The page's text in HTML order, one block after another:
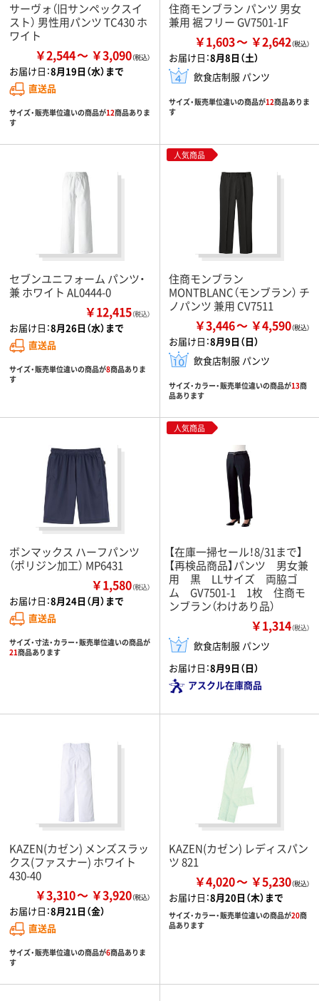
サーヴォ（旧サンペックスイ
スト） 男性用パンツ TC430 ホ
ワイト
￥2,544 ￥3,090
お届け日：8月19日（水）まで
直送品
サイズ・販売単位違いの商品が12商品ありま
す
住商モンブラン パンツ 男女
兼用 裾フリー GV7501-1F
￥1,603 ￥2,642
お届け日：8月8日（土）
飲食店制服 パンツ
サイズ・販売単位違いの商品が12商品ありま
す
セブンユニフォーム パンツ・
兼 ホワイト AL0444-0
￥12,415（税込）
お届け日：8月26日（水）まで
直送品
サイズ・販売単位違いの商品が8商品ありま
す
人気商品
住商モンブラン
MONTBLANC（モンブラン） チ
ノパンツ 兼用 CV7511
￥3,446 ￥4,590
お届け日：8月9日（日）
飲食店制服 パンツ
サイズ・カラー・販売単位違いの商品が13商
品あります
ボンマックス ハーフパンツ
（ポリジン加工） MP6431
￥1,580（税込）
お届け日：8月24日（月）まで
直送品
サイズ・寸法・カラー・販売単位違いの商品が
21商品あります
人気商品
【在庫一掃セール！8/31まで】
【再検品商品】パンツ 男女兼
用 黒 LLサイズ 両脇ゴ
ム GV7501-1 1枚 住商モ
ンブラン（わけあり品）
￥1,314（税込）
飲食店制服 パンツ
お届け日：8月9日（日）
アスクル在庫商品
KAZEN(カゼン) メンズスラッ
クス(ファスナー) ホワイト
430-40
￥3,310 ￥3,920
お届け日：8月21日（金）
直送品
サイズ・販売単位違いの商品が6商品ありま
す
KAZEN(カゼン) レディスパン
ツ 821
￥4,020 ￥5,230
お届け日：8月20日（木）まで
サイズ・カラー・販売単位違いの商品が20商
品あります